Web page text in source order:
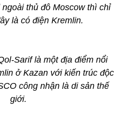
thủ đô Moscow thì chỉ
là có điện Kremlin.
Sarif là một địa điểm nổi
ở Kazan với kiến trúc độc
công nhận là di sản thế
giới.